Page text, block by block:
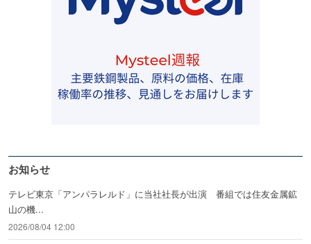
お知らせ
テレビ東京「アンパラレルド」に当社社長が出演 番組では住友金属鉱
山の機...
2026/08/04 12:00